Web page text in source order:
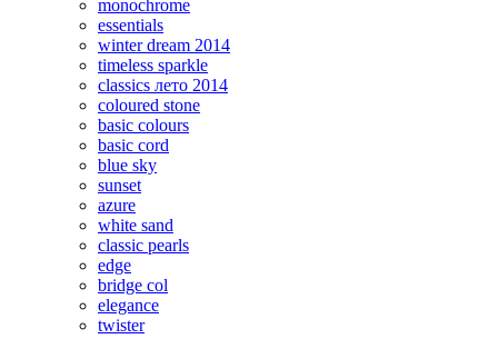
monochrome
essentials
winter dream 2014
timeless sparkle
classics лето 2014
coloured stone
basic colours
basic cord
blue sky
sunset
azure
white sand
classic pearls
edge
bridge col
elegance
twister